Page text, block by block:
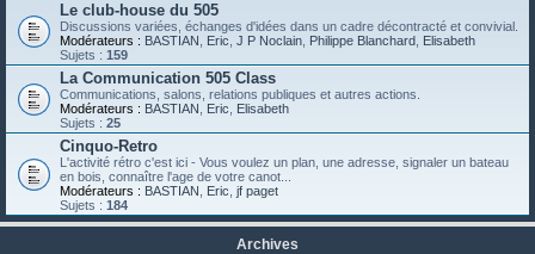
Le club-house du 505
Discussions variées, échanges d'idées dans un cadre décontracté et convivial.
Modérateurs : BASTIAN Eric J P Noclain Philippe Blanchard Elisabeth
Sujets : 159
La Communication 505 Class
Communications, salons, relations publiques et autres actions.
Modérateurs : BASTIAN Eric
Elisabeth
Sujets : 25
Cinquo-Retro
L'activité rétro c'est ici - Vous voulez un plan, une adresse, signaler un bateau
en bois, connaître l'age de votre canot...
Modérateurs : BASTIAN Eric jf paget
Sujets : 184
Archives